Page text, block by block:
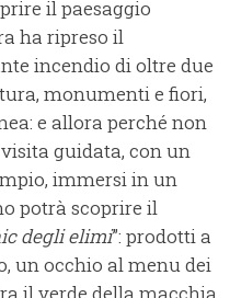
il paesaggio
ha ripreso il
incendio di oltre due
monumenti e fiori,
e allora perché non
guidata, con un
immersi in un
potrà scoprire il
degli elimi”: prodotti a
un occhio al menu dei